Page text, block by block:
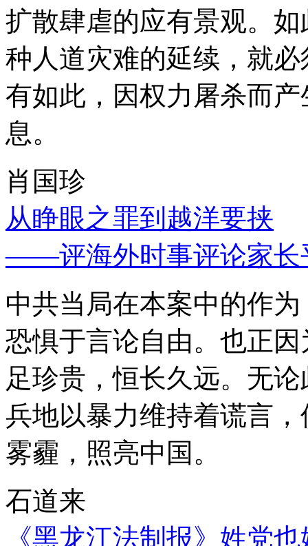
扩散肆虐的应有景观。
种人道灾难的延续，就
有如此，因权力屠杀而
息。
肖国珍
从睁眼之罪到越洋要挟
——评海外时事评论家长
中共当局在本案中的作
恐惧于言论自由。也正
足珍贵，恒长久远。无
兵地以暴力维持着谎言
雾霾，照亮中国。
石道来
《黑龙江法制报》姓党